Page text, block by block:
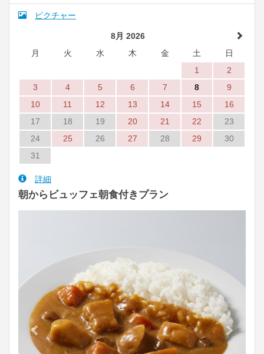
ピクチャー
8月 2026
月
火 水 木 金 土
日
1
2
3
4 5 6 7 8
9
10
11 12 13 14 15
16
17
18 19 20 21 22
23
24
25 26 27 28 29
30
31
詳細
朝からビュッフェ朝食付きプラン